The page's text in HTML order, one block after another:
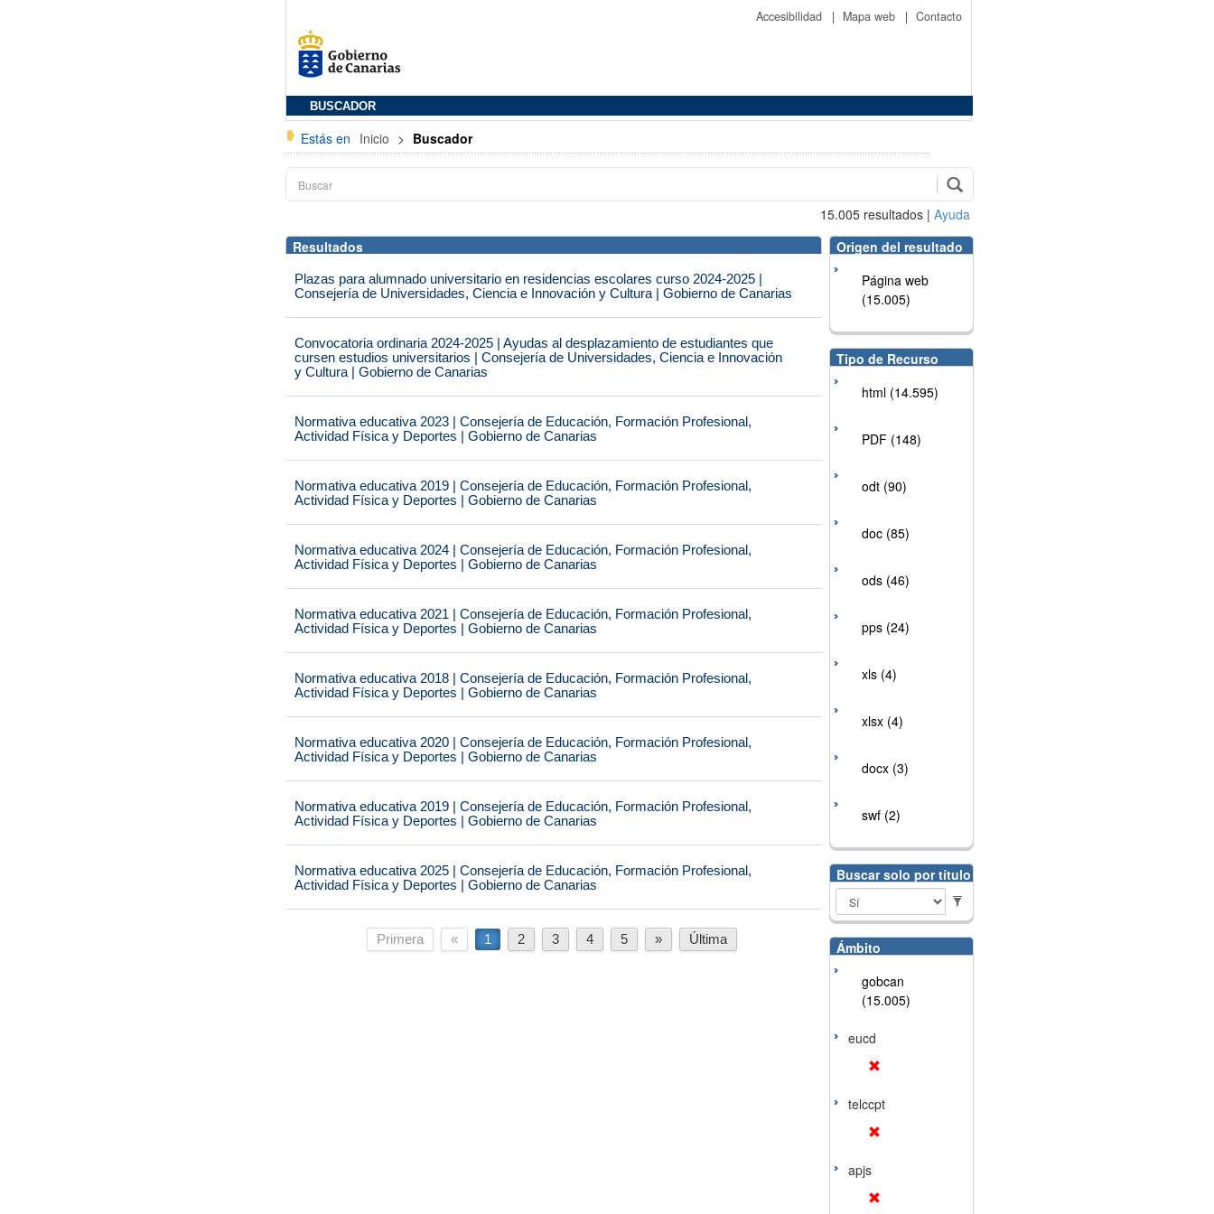
Accesibilidad | Mapa web | Contacto
BUSCADOR
Estás en Inicio > Buscador
15.005 resultados | Ayuda
Resultados
Plazas para alumnado universitario en residencias escolares curso 2024-2025 |
Consejería de Universidades, Ciencia e Innovación y Cultura | Gobierno de Canarias
Convocatoria ordinaria 2024-2025 | Ayudas al desplazamiento de estudiantes que
cursen estudios universitarios | Consejería de Universidades, Ciencia e Innovación
y Cultura | Gobierno de Canarias
Normativa educativa 2023 | Consejería de Educación, Formación Profesional,
Actividad Física y Deportes | Gobierno de Canarias
Normativa educativa 2019 | Consejería de Educación, Formación Profesional,
Actividad Física y Deportes | Gobierno de Canarias
Normativa educativa 2024 | Consejería de Educación, Formación Profesional,
Actividad Física y Deportes | Gobierno de Canarias
Normativa educativa 2021 | Consejería de Educación, Formación Profesional,
Actividad Física y Deportes | Gobierno de Canarias
Normativa educativa 2018 | Consejería de Educación, Formación Profesional,
Actividad Física y Deportes | Gobierno de Canarias
Normativa educativa 2020 | Consejería de Educación, Formación Profesional,
Actividad Física y Deportes | Gobierno de Canarias
Normativa educativa 2019 | Consejería de Educación, Formación Profesional,
Actividad Física y Deportes | Gobierno de Canarias
Normativa educativa 2025 | Consejería de Educación, Formación Profesional,
Actividad Física y Deportes | Gobierno de Canarias
Primera « 1 2 3 4 5 » Última
Origen del resultado
Página web
(15.005)
Tipo de Recurso
html (14.595)
PDF (148)
odt (90)
doc (85)
ods (46)
pps (24)
xls (4)
xlsx (4)
docx (3)
swf (2)
Buscar solo por título
Ámbito
gobcan
(15.005)
eucd
telccpt
apjs